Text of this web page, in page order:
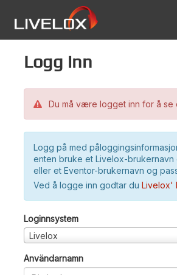
Logg inn
Du må være logget inn for å se
Logg på med
enten bruke et Livelox-brukernavn
eller et Eventor-brukernavn og
Ved å logge inn godtar du Livelox'
Loginnsystem
Livelox
Användarnamn